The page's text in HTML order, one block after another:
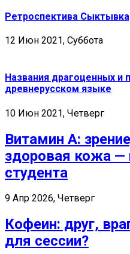
Ретроспектива
12 Июн 2021, Суббота
Названия драгоценных и
древнерусском языке
10 Июн 2021, Четверг
Витамин А:
здоровая кожа —
студента
9 Апр 2026, Четверг
Кофеин: друг,
для сессии?